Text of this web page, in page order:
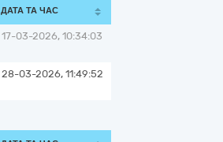
ДАТА ТА ЧАС
17-03-2026, 10:34:03
28-03-2026, 11:49:52